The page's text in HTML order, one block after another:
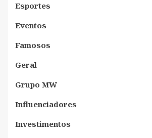
Esportes
Eventos
Famosos
Geral
Grupo MW
Influenciadores
Investimentos